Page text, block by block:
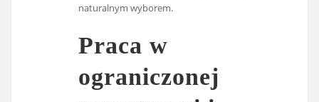
naturalnym wyborem.
Praca w
ograniczonej